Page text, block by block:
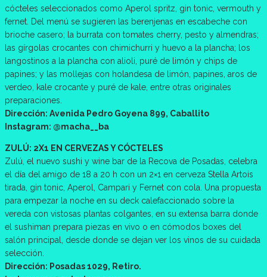
cócteles seleccionados como Aperol spritz, gin tonic, vermouth y
fernet. Del menú se sugieren las berenjenas en escabeche con
brioche casero; la burrata con tomates cherry, pesto y almendras;
las gírgolas crocantes con chimichurri y huevo a la plancha; los
langostinos a la plancha con alioli, puré de limón y chips de
papines; y las mollejas con holandesa de limón, papines, aros de
verdeo, kale crocante y puré de kale, entre otras originales
preparaciones.
Dirección: Avenida Pedro Goyena 899, Caballito
Instagram: @macha__ba
ZULÚ: 2X1 EN CERVEZAS Y CÓCTELES
Zulú, el nuevo sushi y wine bar de la Recova de Posadas, celebra
el día del amigo de 18 a 20 h con un 2×1 en cerveza Stella Artois
tirada, gin tonic, Aperol, Campari y Fernet con cola. Una propuesta
para empezar la noche en su deck calefaccionado sobre la
vereda con vistosas plantas colgantes, en su extensa barra donde
el sushiman prepara piezas en vivo o en cómodos boxes del
salón principal, desde donde se dejan ver los vinos de su cuidada
selección.
Dirección: Posadas 1029, Retiro.